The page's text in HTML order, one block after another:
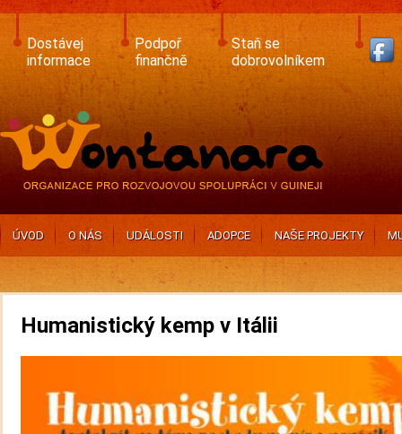
Skip
main
content
Dostávej
informace
Podpoř
finančně
Staň se
dobrovolníkem
ÚVOD O NÁS UDÁLOSTI ADOPCE NAŠE PROJEKTY
Humanistický kemp v Itálii